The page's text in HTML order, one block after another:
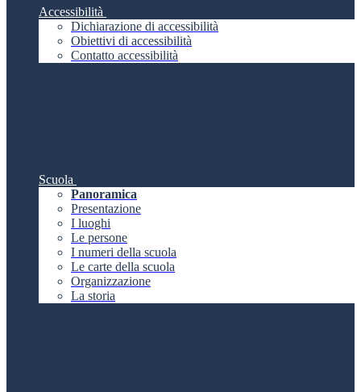
Accessibilità
Dichiarazione di accessibilità
Obiettivi di accessibilità
Contatto accessibilità
Scuola
Panoramica
Presentazione
I luoghi
Le persone
I numeri della scuola
Le carte della scuola
Organizzazione
La storia